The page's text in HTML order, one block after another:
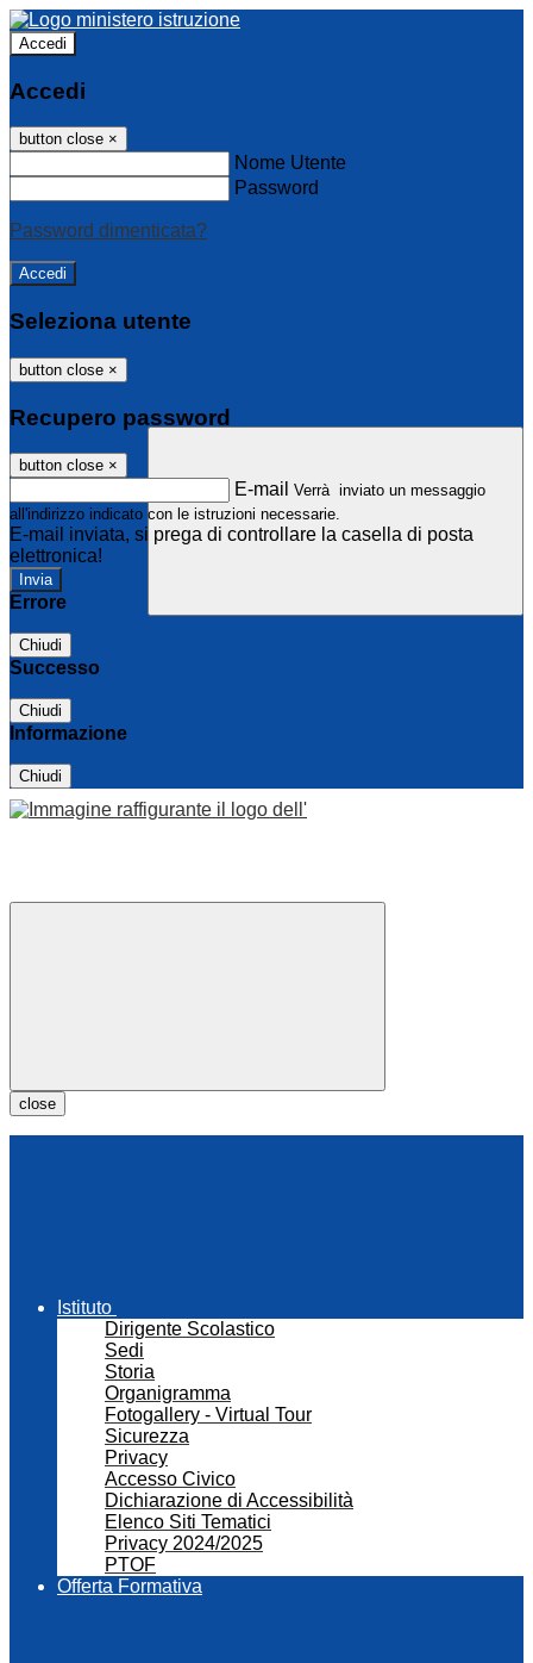
Accedi
Accedi
button close ×
Nome Utente
Password
Password dimenticata?
Seleziona utente
button close ×
Recupero password
button close ×
E-mail Verrà inviato un messaggio
all'indirizzo indicato con le istruzioni necessarie.
E-mail inviata, si prega di controllare la casella di posta
elettronica!
Errore
Chiudi
Successo
Chiudi
Informazione
Chiudi
close
Istituto
Dirigente Scolastico
Sedi
Storia
Organigramma
Fotogallery - Virtual Tour
Sicurezza
Privacy
Accesso Civico
Dichiarazione di Accessibilità
Elenco Siti Tematici
Privacy 2024/2025
PTOF
Offerta Formativa